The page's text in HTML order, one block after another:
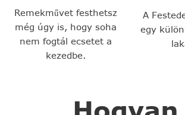
Remekművet festhetsz
még úgy is, hogy soha
nem fogtál ecsetet a
kezedbe.
A
egy